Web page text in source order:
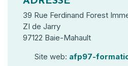
39 Rue Ferdinand Forest
ZI de Jarry
97122 Baie-Mahault
Site web: afp97-